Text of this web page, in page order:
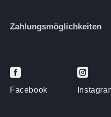
Zahlungsmöglichkeiten

Facebook
